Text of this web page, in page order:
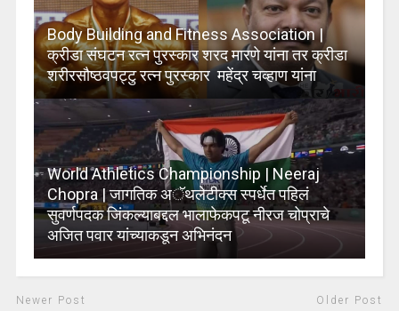
Body Building and Fitness Association |
क्रीडा संघटन रत्न पुरस्कार शरद मारणे यांना तर क्रीडा
शरीरसौष्ठवपट्टु रत्न पुरस्कार महेंद्र चव्हाण यांना
World Athletics Championship | Neeraj
Chopra | जागतिक अॅथलेटीक्स स्पर्धेत पहिलं
सुवर्णपदक जिंकल्याबद्दल भालाफेकपटू नीरज चोप्राचे
अजित पवार यांच्याकडून अभिनंदन
Newer Post Older Post